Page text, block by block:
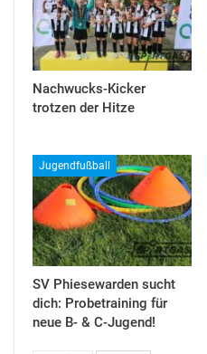
Nachwucks-Kicker
trotzen der Hitze
Jugendfußball
SV Phiesewarden sucht
dich: Probetraining für
neue B- & C-Jugend!